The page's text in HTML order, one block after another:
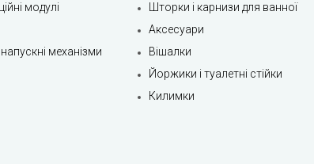
модулі
напускні механізми
Шторки і карнизи для ванної
Аксесуари
Вішалки
Йоржики і туалетні стійки
Килимки